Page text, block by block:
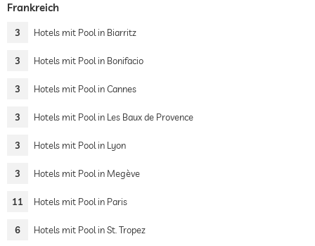
Frankreich
3 Hotels mit Pool in Biarritz
3 Hotels mit Pool in Bonifacio
3 Hotels mit Pool in Cannes
3 Hotels mit Pool in Les Baux de Provence
3 Hotels mit Pool in Lyon
3 Hotels mit Pool in Megève
11 Hotels mit Pool in Paris
6 Hotels mit Pool in St. Tropez